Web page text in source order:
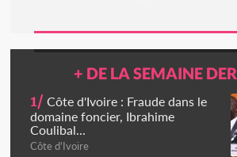
+ DE LA SEMAINE
1/ Côte d'Ivoire : Fraude dans le
domaine foncier, Ibrahime
Coulibal...
Côte d'Ivoire